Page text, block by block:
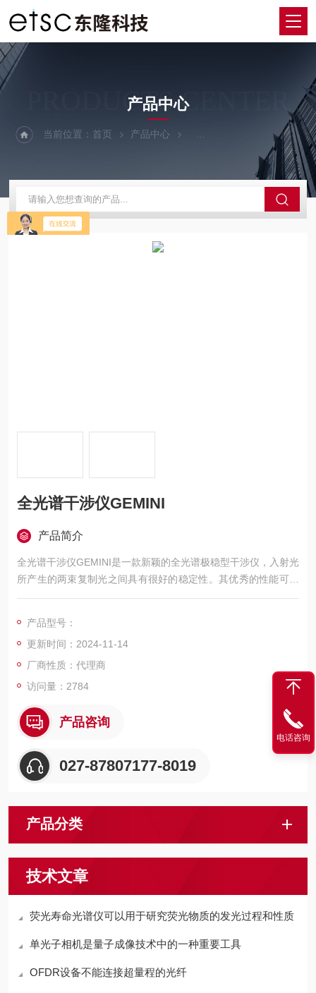
PRODUCTS CENTER
产品中心
当前位置：首页 产品中心 荧光光谱仪&拉曼光谱仪
全光谱干涉仪GEMINI
产品简介
全光谱干涉仪GEMINI是一款新颖的全光谱极稳型干涉仪，入射光
所产生的两束复制光之间具有很好的稳定性。其优秀的性能可以
被应用于许多科研领域，比如时间/频率分辨荧光探测，相干拉曼
产品型号：
更新时间：2024-11-14
厂商性质：代理商
访问量：2784
产品咨询
027-87807177-8019
产品分类
技术文章
荧光寿命光谱仪可以用于研究荧光物质的发光过程和性质
单光子相机是量子成像技术中的一种重要工具
OFDR设备不能连接超量程的光纤
电话咨询